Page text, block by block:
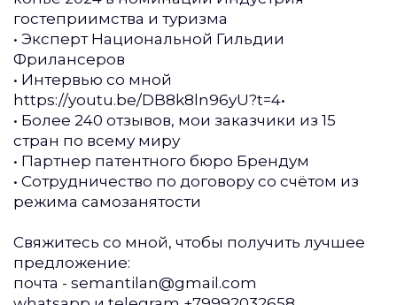
гостеприимства и туризма
• Эксперт Национальной Гильдии
Фрилансеров
• Интервью со мной
https://youtu.be/DB8k8ln96yU?t=4•
• Более 240 отзывов, мои заказчики из 15
стран по всему миру
• Партнер патентного бюро Брендум
• Сотрудничество по договору со счётом из
режима самозанятости
Свяжитесь со мной, чтобы получить лучшее
предложение:
почта - semantilan@gmail.com